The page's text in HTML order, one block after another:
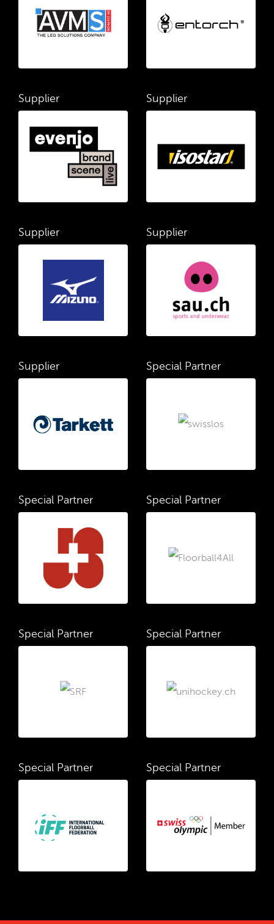
Supplier Supplier
Supplier Supplier
Supplier Special Partner
Special Partner Special Partner
Special Partner Special Partner
Special Partner Special Partner